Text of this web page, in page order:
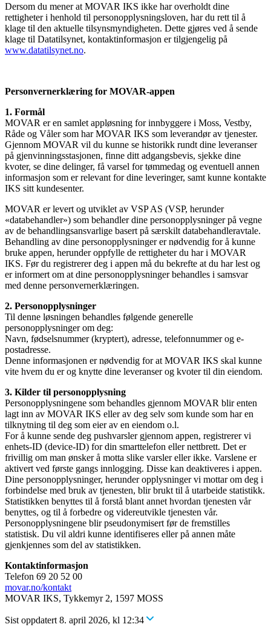
Dersom du mener at MOVAR IKS ikke har overholdt dine
rettigheter i henhold til personopplysningsloven, har du rett til å
klage til den aktuelle tilsynsmyndigheten. Dette gjøres ved å sende
klage til Datatilsynet, kontaktinformasjon er tilgjengelig på
www.datatilsynet.no.
Personvernerklæring for MOVAR-appen
1. Formål
MOVAR er en samlet appløsning for innbyggere i Moss, Vestby,
Råde og Våler som har MOVAR IKS som leverandør av tjenester.
Gjennom MOVAR vil du kunne se historikk rundt dine leveranser
på gjenvinningsstasjonen, finne ditt adgangsbevis, sjekke dine
kvoter, se dine delinger, få varsel for tømmedag og eventuell annen
informasjon som er relevant for dine leveringer, samt kunne kontakte
IKS sitt kundesenter.
MOVAR er levert og utviklet av VSP AS (VSP, herunder
«databehandler») som behandler dine personopplysninger på vegne
av de behandlingsansvarlige basert på særskilt databehandleravtale.
Behandling av dine personopplysninger er nødvendig for å kunne
bruke appen, herunder oppfylle de rettigheter du har i MOVAR
IKS. Før du registrerer deg i appen må du bekrefte at du har lest og
er informert om at dine personopplysninger behandles i samsvar
med denne personvernerklæringen.
2. Personopplysninger
Til denne løsningen behandles følgende generelle
personopplysninger om deg:
Navn, fødselsnummer (kryptert), adresse, telefonnummer og e-
postadresse.
Denne informasjonen er nødvendig for at MOVAR IKS skal kunne
vite hvem du er og knytte dine leveranser og kvoter til din eiendom.
3. Kilder til personopplysning
Personopplysningene som behandles gjennom MOVAR blir enten
lagt inn av MOVAR IKS eller av deg selv som kunde som har en
tilknytning til deg som eier av en eiendom o.l.
For å kunne sende deg pushvarsler gjennom appen, registrerer vi
enhets-ID (device-ID) for din smarttelefon eller nettbrett. Det er
frivillig om man ønsker å motta slike varsler eller ikke. Varslene er
aktivert ved første gangs innlogging. Disse kan deaktiveres i appen.
Dine personopplysninger, herunder opplysninger vi mottar om deg i
forbindelse med bruk av tjenesten, blir brukt til å utarbeide statistikk.
Statistikken benyttes til å forstå blant annet hvordan tjenesten vår
benyttes, og til å forbedre og videreutvikle tjenesten vår.
Personopplysningene blir pseudonymisert før de fremstilles
statistisk. Du vil aldri kunne identifiseres eller på annen måte
gjenkjennes som del av statistikken.
Kontaktinformasjon
Telefon 69 20 52 00
movar.no/kontakt
MOVAR IKS, Tykkemyr 2, 1597 MOSS
Sist oppdatert 8. april 2026, kl 12:34